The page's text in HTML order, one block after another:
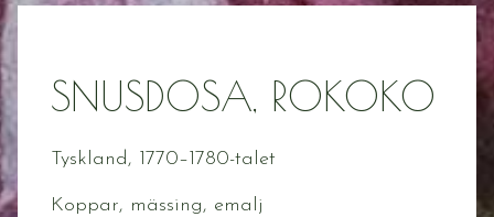
SNUSDOSA, ROKOKO
Tyskland, 1770–1780-talet
Koppar, mässing, emalj